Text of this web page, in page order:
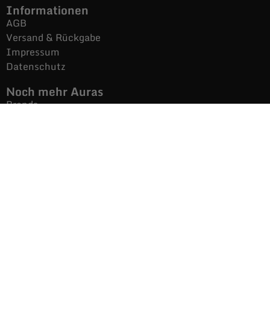
Informationen
AGB
Versand & Rückgabe
Impressum
Datenschutz
Noch mehr Auras
Brands